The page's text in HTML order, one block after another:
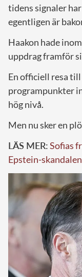
tidens signaler
egentligen är
Haakon hade
uppdrag framför
En officiell resa
programpunkter
hög nivå.
Men nu sker en
LÄS MER:Sofias
Epstein-skandalen